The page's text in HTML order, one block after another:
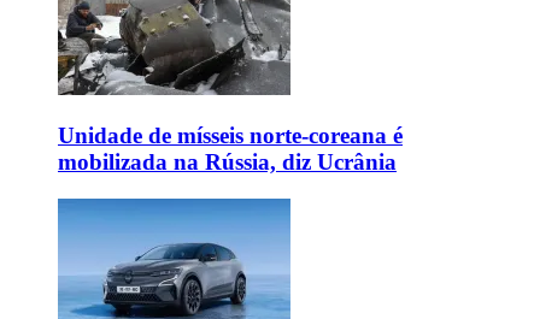
Unidade de mísseis norte-coreana é
mobilizada na Rússia, diz Ucrânia